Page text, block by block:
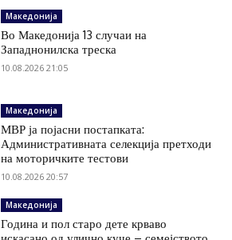
Македонија
Во Македонија 13 случаи на
Западнонилска треска
10.08.2026 21:05
Македонија
МВР ја појасни постапката:
Административната селекција претходи
на моторичките тестови
10.08.2026 20:57
Македонија
Година и пол старо дете крваво